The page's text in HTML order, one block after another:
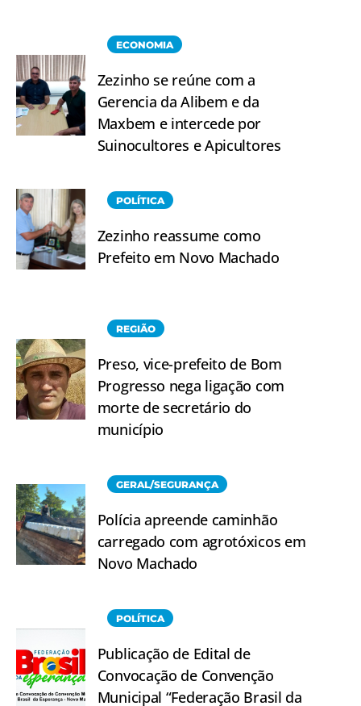
ECONOMIA
Zezinho se reúne com a
Gerencia da Alibem e da
Maxbem e intercede por
Suinocultores e Apicultores
POLÍTICA
Zezinho reassume como
Prefeito em Novo Machado
REGIÃO
Preso, vice-prefeito de Bom
Progresso nega ligação com
morte de secretário do
município
GERAL/SEGURANÇA
Polícia apreende caminhão
carregado com agrotóxicos em
Novo Machado
POLÍTICA
Publicação de Edital de
Convocação de Convenção
Municipal “Federação Brasil da